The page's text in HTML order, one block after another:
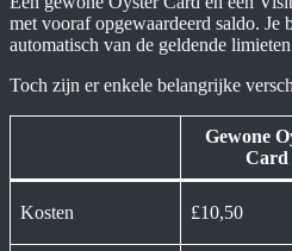
met vooraf opgewaardeerd saldo. Je
automatisch van de geldende
Toch zijn er enkele belangrijke
Gewone
Card
Kosten £10,50